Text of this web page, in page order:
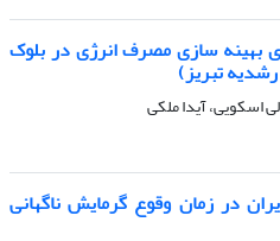
بهینه سازی مصرف انرژی در بلوک
تبریز)
اسکویی، آیدا ملکی
در زمان وقوع گرمایش ناگهانی